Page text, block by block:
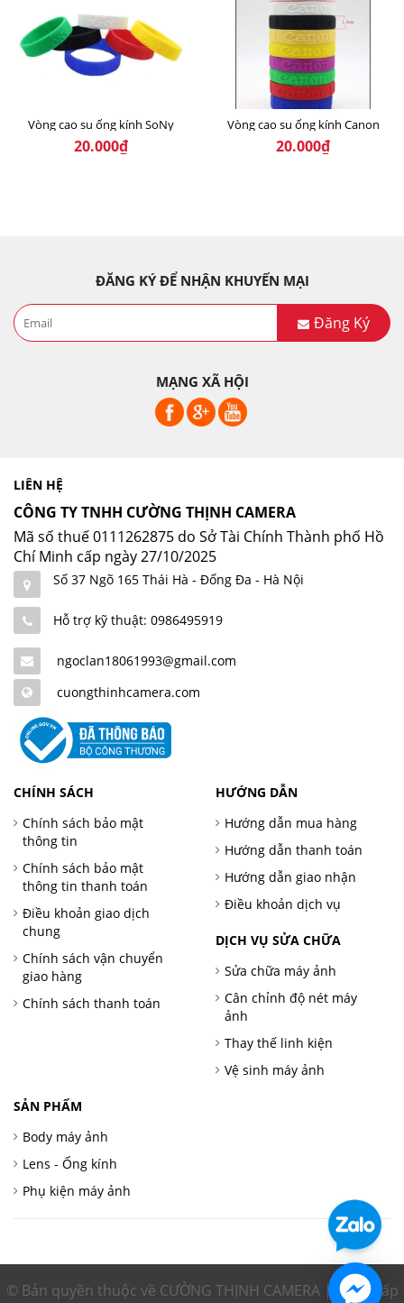
Vòng cao su ống kính SoNy
20.000₫
Vòng cao su ống kính Canon
20.000₫
ĐĂNG KÝ ĐỂ NHẬN KHUYẾN MẠI
Đăng Ký
MẠNG XÃ HỘI
LIÊN HỆ
CÔNG TY TNHH CƯỜNG THỊNH CAMERA
Mã số thuế 0111262875 do Sở Tài Chính Thành phố Hồ
Chí Minh cấp ngày 27/10/2025
Số 37 Ngõ 165 Thái Hà - Đống Đa - Hà Nội
Hỗ trợ kỹ thuật: 0986495919
ngoclan18061993@gmail.com
cuongthinhcamera.com
CHÍNH SÁCH
Chính sách bảo mật
thông tin
Chính sách bảo mật
thông tin thanh toán
Điều khoản giao dịch
chung
Chính sách vận chuyển
giao hàng
Chính sách thanh toán
HƯỚNG DẪN
Hướng dẫn mua hàng
Hướng dẫn thanh toán
Hướng dẫn giao nhận
Điều khoản dịch vụ
DỊCH VỤ SỬA CHỮA
Sửa chữa máy ảnh
Cân chỉnh độ nét máy
ảnh
Thay thế linh kiện
Vệ sinh máy ảnh
SẢN PHẨM
Body máy ảnh
Lens - Ống kính
Phụ kiện máy ảnh
© Bản quyền thuộc về CƯỜNG THỊNH CAMERA | Cung cấp